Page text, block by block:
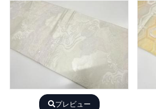
プレビュー